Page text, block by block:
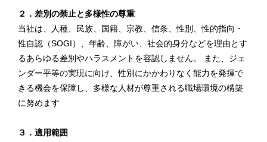
２．差別の禁止と多様性の尊重
当社は、人種、民族、国籍、宗教、信条、性別、性的指向・
性自認（SOGI）、年齢、障がい、社会的身分などを理由とす
るあらゆる差別やハラスメントを容認しません。 また、ジェ
ンダー平等の実現に向け、性別にかかわりなく能力を発揮で
きる機会を保障し、多様な人材が尊重される職場環境の構築
に努めます
３．適用範囲